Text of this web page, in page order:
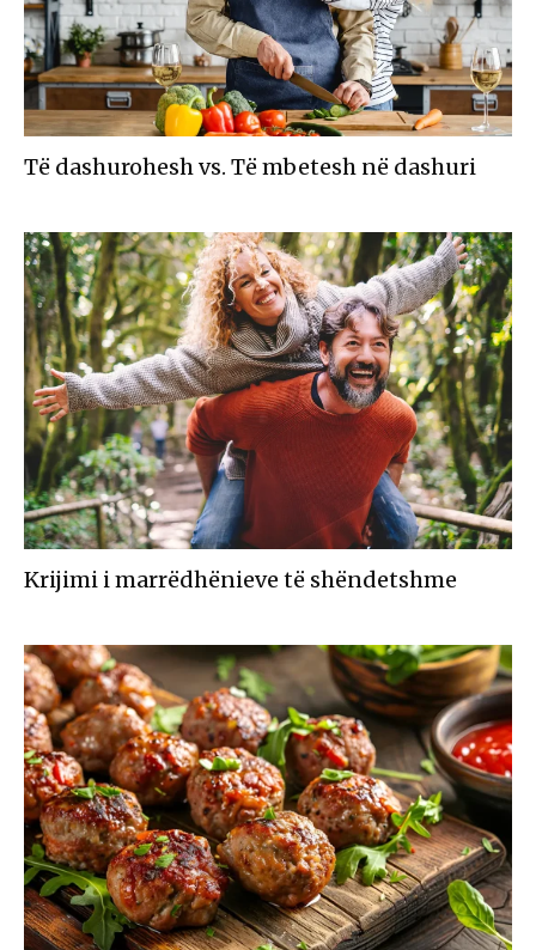
Të dashurohesh vs. Të mbetesh në dashuri
Krijimi i marrëdhënieve të shëndetshme